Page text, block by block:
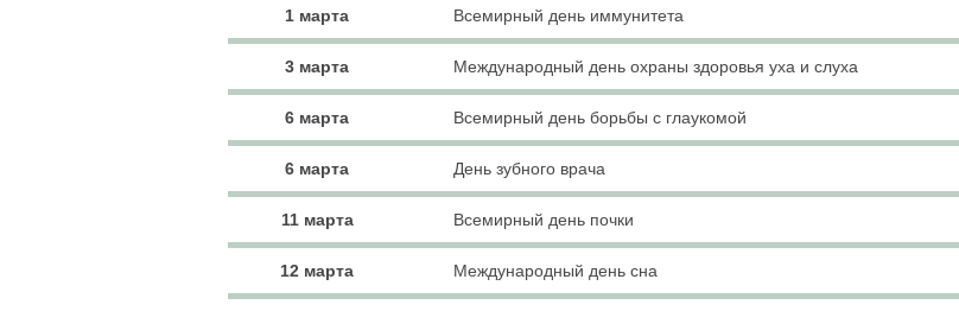
1 марта Всемирный день иммунитета
3 марта Международный день охраны здоровья уха и слуха
6 марта Всемирный день борьбы с глаукомой
6 марта День зубного врача
11 марта Всемирный день почки
12 марта Международный день сна